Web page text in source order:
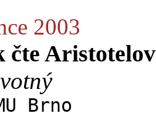
2003
čte
Brno